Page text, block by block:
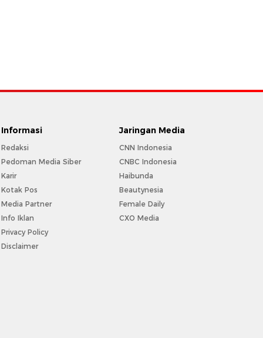
Informasi
Redaksi
Pedoman Media Siber
Karir
Kotak Pos
Media Partner
Info Iklan
Privacy Policy
Disclaimer
Jaringan Media
CNN Indonesia
CNBC Indonesia
Haibunda
Beautynesia
Female Daily
CXO Media